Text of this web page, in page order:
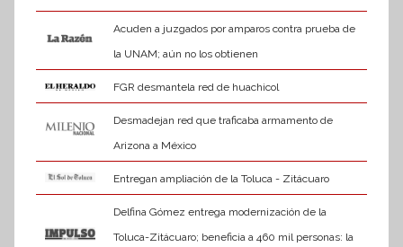
Acuden a juzgados por amparos contra prueba de
la UNAM; aún no los obtienen
FGR desmantela red de huachicol
Desmadejan red que traficaba armamento de
Arizona a México
Entregan ampliación de la Toluca - Zitácuaro
Delfina Gómez entrega modernización de la
Toluca-Zitácuaro; beneficia a 460 mil personas: la